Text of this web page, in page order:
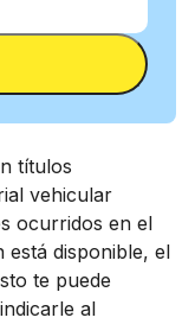
de placa
títulos
vehicular
ocurridos en el
está disponible, el
te puede
al